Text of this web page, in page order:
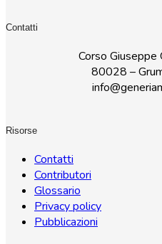
Contatti
Corso Giuseppe
80028 –
Risorse
Contatti
Contributori
Glossario
Privacy policy
Pubblicazioni